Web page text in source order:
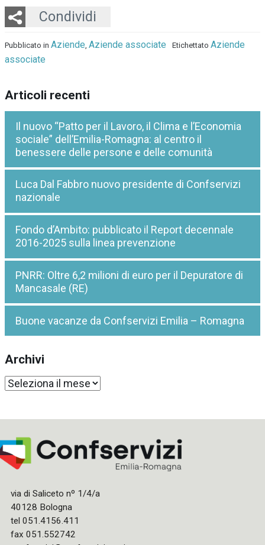
Condividi
Twitter
LinkedIn
Email
Whatsapp
Pubblicato in Aziende, Aziende associate Etichettato Aziende
associate
Articoli recenti
Il nuovo “Patto per il Lavoro, il Clima e l’Economia
sociale” dell’Emilia-Romagna: al centro il
benessere delle persone e delle comunità
Luca Dal Fabbro nuovo presidente di Confservizi
nazionale
Fondo d’Ambito: pubblicato il Report decennale
2016-2025 sulla linea prevenzione
PNRR: Oltre 6,2 milioni di euro per il Depuratore di
Mancasale (RE)
Buone vacanze da Confservizi Emilia – Romagna
Archivi
Archivi
via di Saliceto nº 1/4/a
40128 Bologna
tel 051.4156.411
fax 051.552742